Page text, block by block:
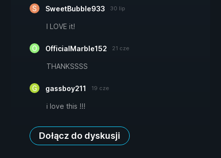
SweetBubble933 30 lip
I LOVE it!
OfficialMarble152 21 cze
THANKSSSS
gassboy211 19 cze
i love this !!!
Dołącz do dyskusji